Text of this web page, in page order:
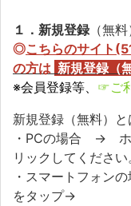
１．新規登録（無料
◎こちらのサイト
の方は 新規登録（
※会員登録等、 ☞ご
新規登録（無料）と
・PCの場合 → ホ
リックしてください
・スマートフォン
をタップ→